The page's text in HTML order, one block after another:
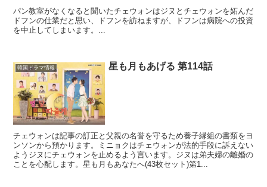
パン教室がなくなると聞いたチェウォンはジヌとチェウォンを妬んだ
ドフンの仕業だと思い、ドフンを訪ねますが、ドフンは病院への投資
を中止してしまいます。...
韓国ドラマ情報 星も月もあげる 第114話
チェウォンは記事の訂正と父親の名誉を守るため養子縁組の書類をヨ
ンソンから預かります。ミニョクはチェウォンが法的手段に訴えない
ようジヌにチェウォンを止めるよう言います。ジヌは弟夫婦の離婚の
ことを心配します。星も月もあなたへ(43枚セット)第1...